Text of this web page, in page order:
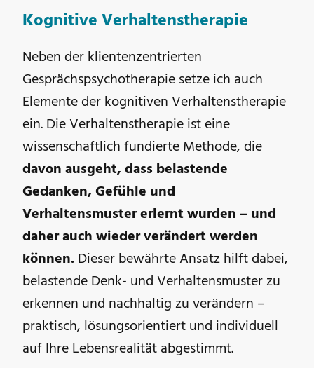
Kognitive Verhaltenstherapie
Neben der klientenzentrierten
Gesprächspsychotherapie setze ich auch
Elemente der kognitiven Verhaltenstherapie
ein. Die Verhaltenstherapie ist eine
wissenschaftlich fundierte Methode, die
davon ausgeht, dass belastende
Gedanken, Gefühle und
Verhaltensmuster erlernt wurden – und
daher auch wieder verändert werden
können.Dieser bewährte Ansatz hilft dabei,
belastende Denk- und Verhaltensmuster zu
erkennen und nachhaltig zu verändern –
praktisch, lösungsorientiert und individuell
auf Ihre Lebensrealität abgestimmt.